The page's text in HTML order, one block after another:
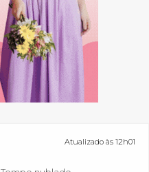
Atualizado às 12h01